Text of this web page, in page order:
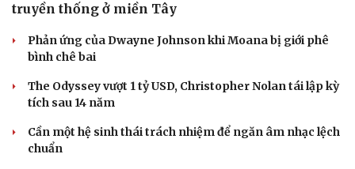
truyền thống ở miền Tây
Phản ứng của Dwayne Johnson khi Moana bị giới phê
bình chê bai
The Odyssey vượt 1 tỷ USD, Christopher Nolan tái lập kỳ
tích sau 14 năm
Cần một hệ sinh thái trách nhiệm để ngăn âm nhạc lệch
chuẩn